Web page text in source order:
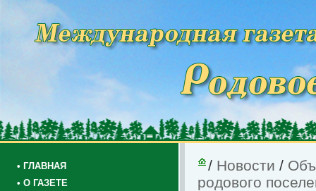
• ГЛАВНАЯ
• О ГАЗЕТЕ
/ Новости /
родового